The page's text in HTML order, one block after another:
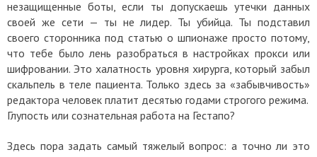
незащищенные боты, если ты допускаешь утечки данных
своей же сети — ты не лидер. Ты убийца. Ты подставил
своего сторонника под статью о шпионаже просто потому,
что тебе было лень разобраться в настройках прокси или
шифровании. Это халатность уровня хирурга, который забыл
скальпель в теле пациента. Только здесь за «забывчивость»
редактора человек платит десятью годами строгого режима.
Глупость или сознательная работа на Гестапо?
Здесь пора задать самый тяжелый вопрос: а точно ли это